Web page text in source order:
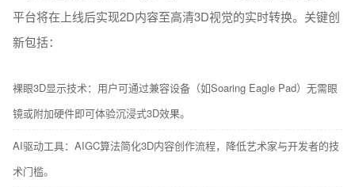
平台将在上线后实现2D内容至高清3D视觉的实时转换。关键创
新包括：
裸眼3D显示技术：用户可通过兼容设备（如Soaring Eagle Pad）无需眼
镜或附加硬件即可体验沉浸式3D效果。
AI驱动工具：AIGC算法简化3D内容创作流程，降低艺术家与开发者的技
术门槛。